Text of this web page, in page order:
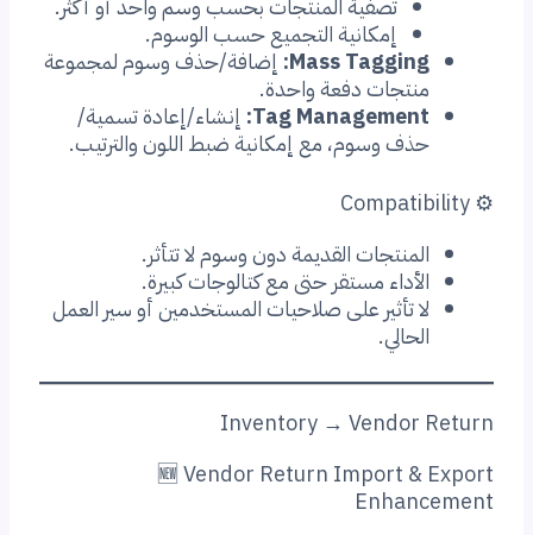
تصفية المنتجات بحسب وسم واحد أو أكثر.
إمكانية التجميع حسب الوسوم.
Mass Tagging: إضافة/حذف وسوم لمجموعة
منتجات دفعة واحدة.
Tag Management: إنشاء/إعادة تسمية/
حذف وسوم، مع إمكانية ضبط اللون والترتيب.
⚙️ Compatibility
المنتجات القديمة دون وسوم لا تتأثر.
الأداء مستقر حتى مع كتالوجات كبيرة.
لا تأثير على صلاحيات المستخدمين أو سير العمل
الحالي.
Inventory → Vendor Return
🆕 Vendor Return Import & Export
Enhancement